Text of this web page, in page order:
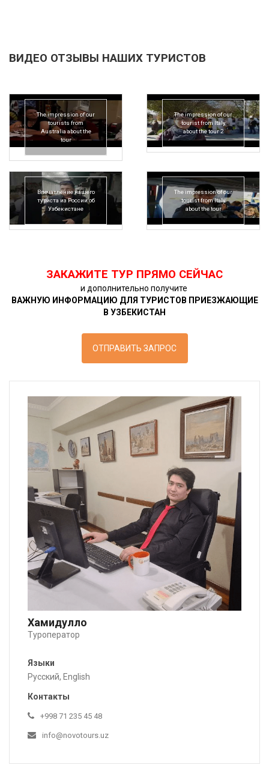
ВИДЕО ОТЗЫВЫ НАШИХ ТУРИСТОВ
The impression of our
tourists from
Australia about the
tour
The impression of our
tourist from Italy
about the tour 2
Впечатление нашего
туриста из России об
Узбекистане
The impression of our
tourist from Italy
about the tour
ЗАКАЖИТЕ ТУР ПРЯМО СЕЙЧАС
и дополнительно получите
ВАЖНУЮ ИНФОРМАЦИЮ ДЛЯ ТУРИСТОВ ПРИЕЗЖАЮЩИЕ
В УЗБЕКИСТАН
ОТПРАВИТЬ ЗАПРОС
Хамидулло
Туроператор
Языки
Русский, English
Контакты
+998 71 235 45 48
info@novotours.uz